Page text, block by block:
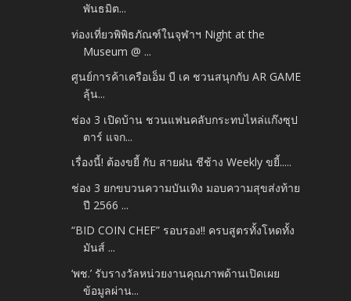
พันธมิต...
ท่องเที่ยวพิพิธภัณฑ์ในจุฬาฯ Night at the
Museum @ ...
ศูนย์การค้าเครือเอ็ม บี เค ชวนสนุกกับ AR GAME
ลุ้น...
ช่อง 3 เปิดบ้าน ชวนแฟนคลับกระทบไหล่แก๊งซุป
ตาร์ แจก...
เรื่องนี้! ต้องขยี้ กับ สายฝน ชีช้าง Weekly ขยี้.....
ช่อง 3 ยกขบวนความบันเทิง มอบความสุขส่งท้าย
ปี 2566 ...
“BID COIN CHEF” รอบรอง!! ครบสูตรทั้งโหดทั้ง
มันส์ ...
‘พช.’ รับรางวัลหน่วยงานคุณภาพด้านเปิดเผย
ข้อมูลผ่าน...